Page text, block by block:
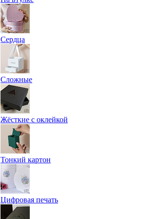
Сердца
Сложные
Жёсткие с оклейкой
Тонкий картон
Цифровая печать